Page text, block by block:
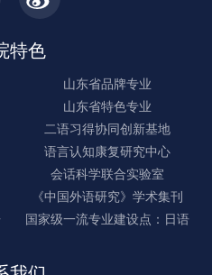
特色
山东省品牌专业
山东省特色专业
二语习得协同创新基地
语言认知康复研究中心
会话科学联合实验室
《中国外语研究》学术集刊
国家级一流专业建设点：日语